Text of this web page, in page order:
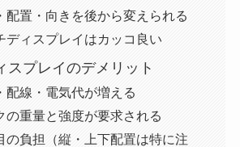
配置・向きを後から変えられる
ディスプレイはカッコ良い
スプレイのデメリット
配線・電気代が増える
の重量と強度が要求される
の負担（縦・上下配置は特に注